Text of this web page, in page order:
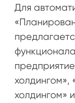
Для
холдингом»,
холдингом»